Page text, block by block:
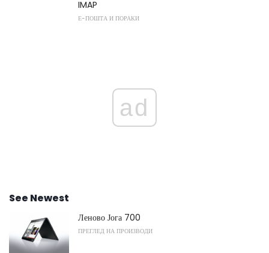
IMAP
Е-ПОШТА И ПОРАКИ
ad
See Newest
Леново Јога 700
ПРЕГЛЕД НА ПРОИЗВОДИ